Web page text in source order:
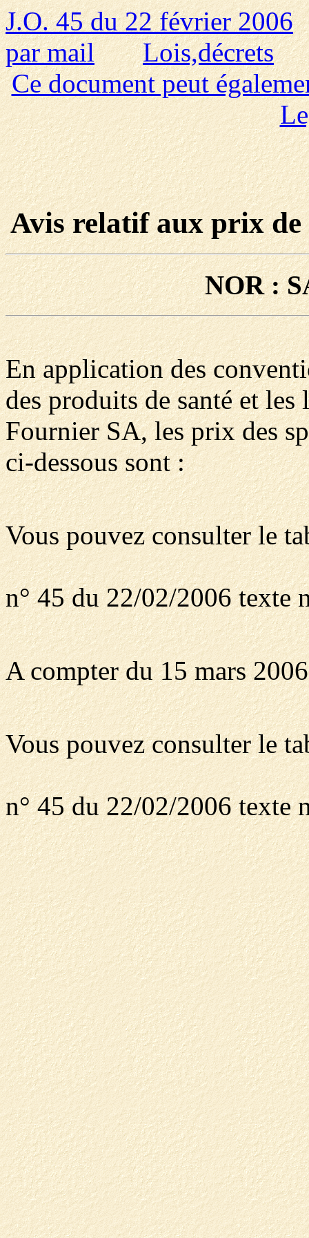
J.O. 45 du 22 février 2006
par mail
Lois,décrets
Ce document peut
Avis relatif aux prix de
NOR :
En application des
des produits de santé et
Fournier SA, les prix des
ci-dessous sont :
Vous pouvez consulter le
n° 45 du 22/02/2006 texte
A compter du 15 mars 2006
Vous pouvez consulter le
n° 45 du 22/02/2006 texte